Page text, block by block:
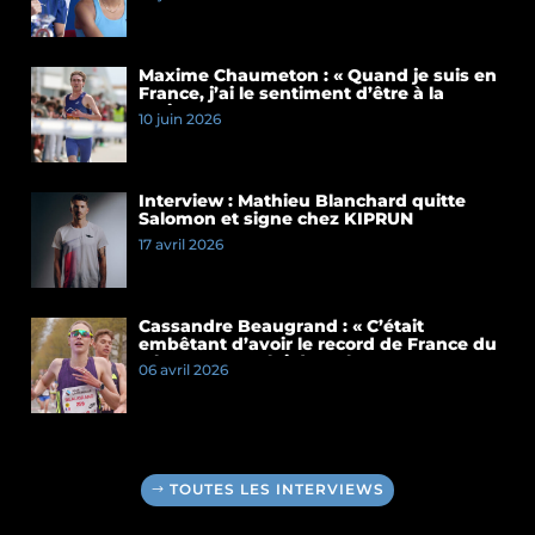
Maxime Chaumeton : « Quand je suis en
France, j’ai le sentiment d’être à la
maison »
10 juin 2026
Interview : Mathieu Blanchard quitte
Salomon et signe chez KIPRUN
17 avril 2026
Cassandre Beaugrand : « C’était
embêtant d’avoir le record de France du
5 km et pas celui du 10 km »
06 avril 2026
TOUTES LES INTERVIEWS